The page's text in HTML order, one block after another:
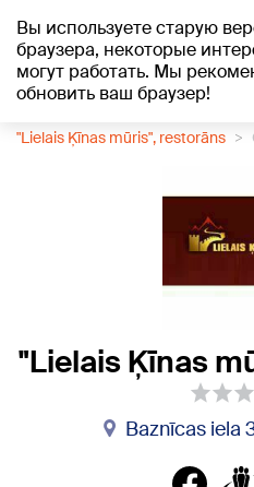
Вы используете старую
браузера, некоторые
могут работать. Мы
обновить ваш браузер!
+17°C
"Lielais Ķīnas mūris", restorāns
"Lielais Ķīnas
Baznīcas iela